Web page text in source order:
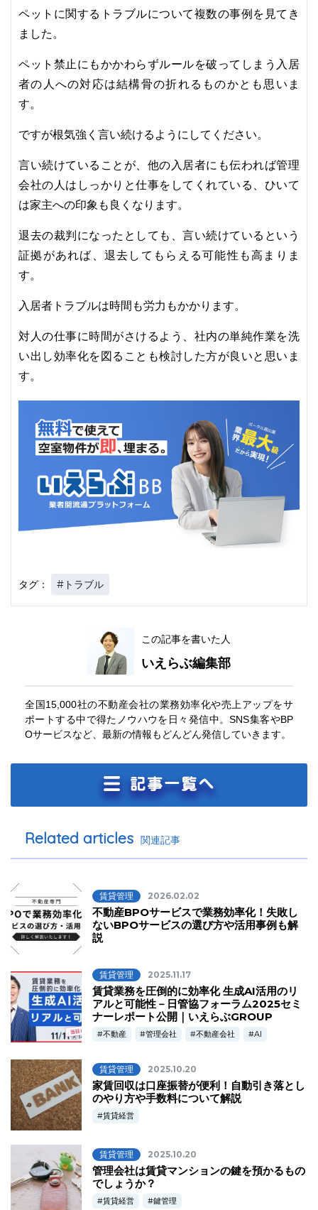
ペットに関するトラブルについて複数の事例を見てき
ました。
ペット禁止にもかかわらずルールを破ってしまう入居
者の人への対応は結構骨の折れるものかとも思いま
す。
ですが根気強く言い続けるようにしてください。
言い続けていることが、他の入居者にも伝われば管理
会社の人はしっかりと仕事をしてくれている、ひいて
は家主への印象も良くなります。
退去の裁判になったとしても、言い続けているという
証拠があれば、退去してもらえる可能性も高まりま
す。
入居者トラブルは時間も労力もかかります。
対人の仕事に時間がさけるよう、社内の単純作業を洗
い出し効率化を図ることも検討した方が良いと思いま
す。
タグ： #トラブル
この記事を書いた人
いえらぶ編集部
全国15,000社の不動産会社の業務効率化や売上アップをサ
ポートする中で得たノウハウを日々発信中。SNS集客やBP
Oサービスなど、最新の情報もどんどん発信していきます。
Related articles 関連記事
賃貸管理 2026.02.02
不動産BPOサービスで業務効率化！失敗し
ないBPOサービスの選び方や活用事例も解
説
賃貸管理 2025.11.17
賃貸業務を圧倒的に効率化 生成AI活用のリ
アルと可能性－日管協フォーラム2025セミ
ナーレポート公開｜いえらぶGROUP
不動産 管理会社 不動産会社 AI
賃貸管理 2025.10.20
家賃回収は口座振替が便利！自動引き落とし
のやり方や手数料について解説
賃貸経営
賃貸管理 2025.10.20
管理会社は賃貸マンションの鍵を預かるもの
でしょうか？
賃貸経営 鍵管理